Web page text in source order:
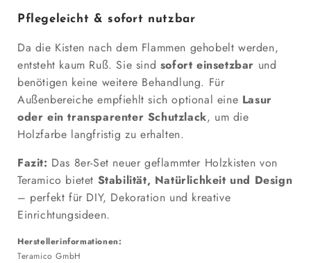
Pflegeleicht & sofort nutzbar
Da die Kisten nach dem Flammen gehobelt werden,
entsteht kaum Ruß. Sie sind sofort einsetzbar und
benötigen keine weitere Behandlung. Für
Außenbereiche empfiehlt sich optional eine Lasur
oder ein transparenter Schutzlack, um die
Holzfarbe langfristig zu erhalten.
Fazit: Das 8er-Set neuer geflammter Holzkisten von
Teramico bietet Stabilität, Natürlichkeit und Design
– perfekt für DIY, Dekoration und kreative
Einrichtungsideen.
Herstellerinformationen:
Teramico GmbH